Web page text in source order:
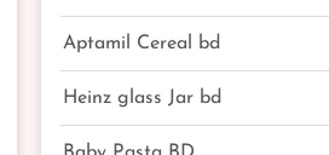
Aptamil Cereal bd
Heinz glass Jar bd